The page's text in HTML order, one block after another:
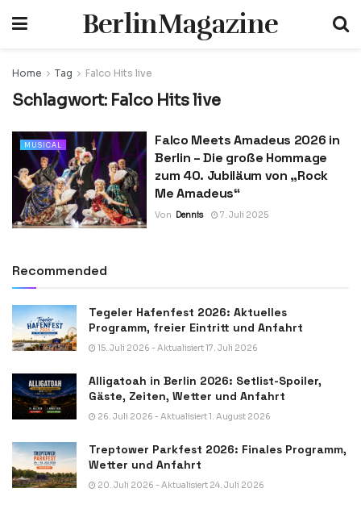
BerlinMagazine
Home Tag Falco Hits live
Schlagwort: Falco Hits live
MUSICAL
Falco Meets Amadeus 2026 in
Berlin – Die große Hommage
zum 40. Jubiläum von „Rock
Me Amadeus“
Von Dennis 7. Juli 2025
Recommended
Tegeler Hafenfest 2026: Aktuelles
Programm, freier Eintritt und Anfahrt
15. Juli 2026 - Aktualisiert 17. Juli 2026
Alligatoah in Berlin 2026: Setlist-Spoiler,
Gäste, Zeiten, Wetter und Anfahrt
26. Juli 2026 - Aktualisiert 1. August 2026
Treptower Parkfest 2026: Finales Programm,
Wetter und Anfahrt
20. Juli 2026 - Aktualisiert 24. Juli 2026